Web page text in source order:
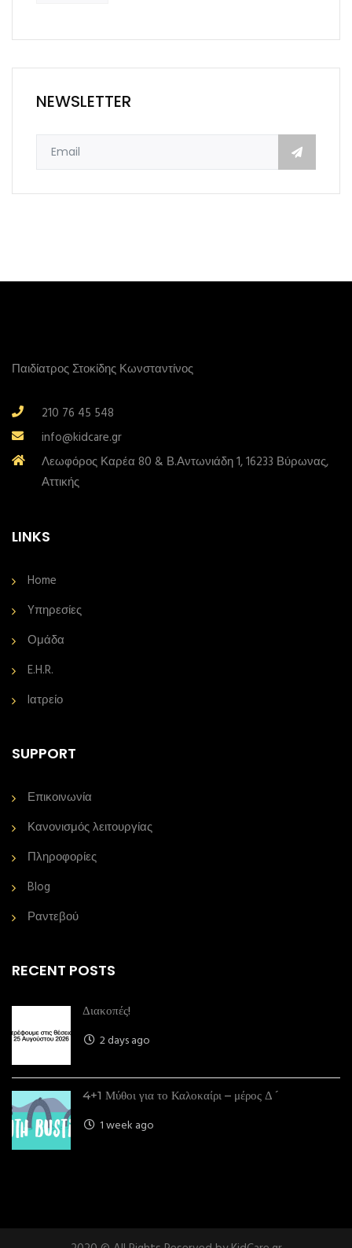
NEWSLETTER
Παιδίατρος Στοκίδης Κωνσταντίνος
210 76 45 548
info@kidcare.gr
Λεωφόρος Καρέα 80 & Β.Αντωνιάδη 1, 16233 Βύρωνας,
Αττικής
LINKS
Home
Yπηρεσίες
Ομάδα
E.H.R.
Iατρείο
SUPPORT
Επικοινωνία
Κανονισμός λειτουργίας
Πληροφορίες
Blog
Ραντεβού
RECENT POSTS
Διακοπές!
2 days ago
4+1 Μύθοι για το Καλοκαίρι – μέρος Δ´
1 week ago